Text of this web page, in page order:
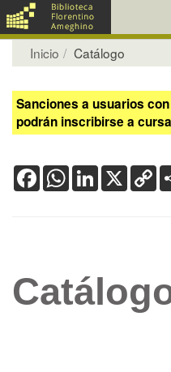
Inicio Catálogo
Sanciones a usuarios
podrán inscribirse a
FacebookWhatsApp
LinkedIn
X